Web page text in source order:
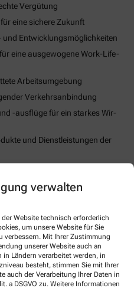
verwalten
Website technisch erforderlich
um unsere Website für Sie
Mit Ihrer Zustimmung
unserer Website auch an
in Ländern verarbeitet werden, in
besteht, stimmen Sie mit Ihrer
auch der Verarbeitung Ihrer Daten in
a DSGVO zu. Weitere Informationen
Vergütung
eine sichere Zukunft
und Entwicklungsmöglichkeiten
eine ausgewogene Work-Life-
Arbeitsumgebung
Verkehrsanbindung
-ausflüge für ein starkes Wir-
und Dienstleistungen der
oder Umzugskosten
und Technologiestrategie